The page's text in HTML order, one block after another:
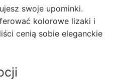
swoje upominki.
kolorowe lizaki i
cenią sobie eleganckie